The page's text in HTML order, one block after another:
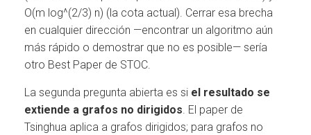
O(m log^(2/3) n) (la cota actual). Cerrar esa brecha
en cualquier dirección —encontrar un algoritmo aún
más rápido o demostrar que no es posible— sería
otro Best Paper de STOC.
La segunda pregunta abierta es si el resultado se
extiende a grafos no dirigidos. El paper de
Tsinghua aplica a grafos dirigidos; para grafos no